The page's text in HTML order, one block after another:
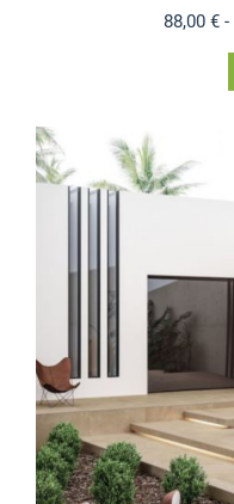
88,00 € -